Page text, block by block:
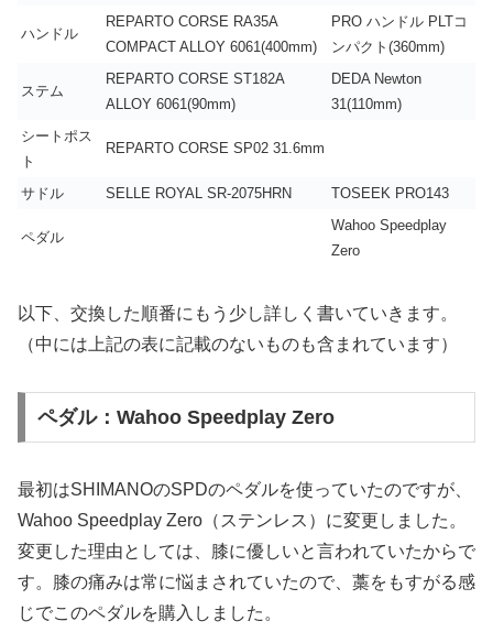
ハンドル
REPARTO CORSE RA35A
COMPACT ALLOY 6061(400mm)
PRO ハンドル PLTコ
ンパクト(360mm)
ステム
REPARTO CORSE ST182A
ALLOY 6061(90mm)
DEDA Newton
31(110mm)
シートポス
ト
REPARTO CORSE SP02 31.6mm
サドル SELLE ROYAL SR-2075HRN TOSEEK PRO143
ペダル
Wahoo Speedplay
Zero
以下、交換した順番にもう少し詳しく書いていきます。
（中には上記の表に記載のないものも含まれています）
ペダル：Wahoo Speedplay Zero
最初はSHIMANOのSPDのペダルを使っていたのですが、
Wahoo Speedplay Zero（ステンレス）に変更しました。
変更した理由としては、膝に優しいと言われていたからで
す。膝の痛みは常に悩まされていたので、藁をもすがる感
じでこのペダルを購入しました。